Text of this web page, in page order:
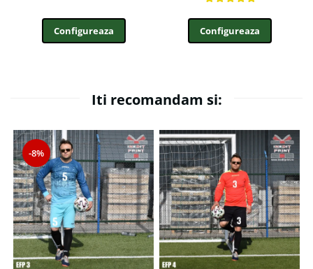
Configureaza Configureaza
Iti recomandam si:
-8%